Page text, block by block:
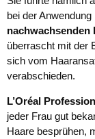
bei der
nachwachsenden
überrascht mit der
sich vom
verabschieden.
L’Oréal
jeder Frau gut
Haare besprühen,